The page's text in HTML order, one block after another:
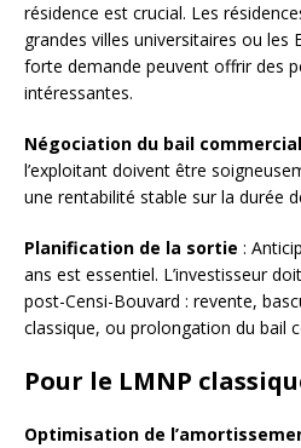
résidence est crucial. Les
grandes villes universitaires ou les
forte demande peuvent offrir des
intéressantes.
Négociation du bail commercial
l’exploitant doivent être
une rentabilité stable sur la durée
Planification de la sortie :
ans est essentiel. L’investisseur
post-Censi-Bouvard : revente,
classique, ou prolongation du bail
Pour le LMNP
Optimisation de